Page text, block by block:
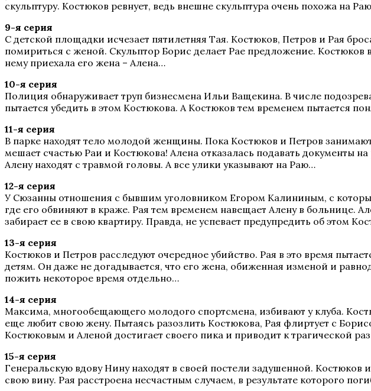
скульптуру. Костюков ревнует, ведь внешне скульптура очень похожа на
9-я серия
С детской площадки исчезает пятилетняя Тая. Костюков, Петров и Рая
помириться с женой. Скульптор Борис делает Рае предложение. Костюков
нему приехала его жена – Алена…
10-я серия
Полиция обнаруживает труп бизнесмена Ильи Ващекина. В числе
пытается убедить в этом Костюкова. А Костюков тем временем пытается
11-я серия
В парке находят тело молодой женщины. Пока Костюков и Петров
мешает счастью Раи и Костюкова! Алена отказалась подавать документы
Алену находят с травмой головы. А все улики указывают на Раю…
12-я серия
У Сюзанны отношения с бывшим уголовником Егором Калининым, с
где его обвиняют в краже. Рая тем временем навещает Алену в больнице.
забирает ее в свою квартиру. Правда, не успевает предупредить об этом
13-я серия
Костюков и Петров расследуют очередное убийство. Рая в это время
детям. Он даже не догадывается, что его жена, обиженная изменой и
пожить некоторое время отдельно…
14-я серия
Максима, многообещающего молодого спортсмена, избивают у клуба.
еще любит свою жену. Пытаясь разозлить Костюкова, Рая флиртует с
Костюковым и Аленой достигает своего пика и приводит к трагической
15-я серия
Генеральскую вдову Нину находят в своей постели задушенной.
свою вину. Рая расстроена несчастным случаем, в результате которого